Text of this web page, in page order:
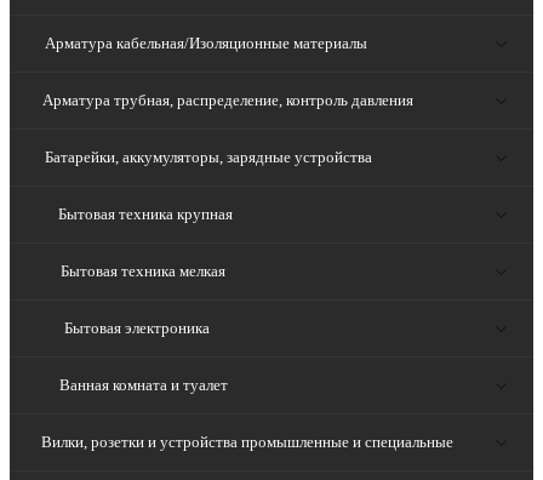
Арматура кабельная/Изоляционные материалы
Арматура трубная, распределение, контроль давления
Батарейки, аккумуляторы, зарядные устройства
Бытовая техника крупная
Бытовая техника мелкая
Бытовая электроника
Ванная комната и туалет
Вилки, розетки и устройства промышленные и специальные